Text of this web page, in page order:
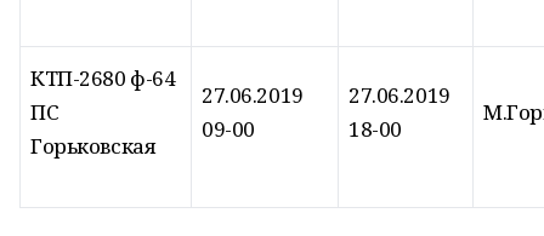
КТП-2680 ф-64
ПС
Горьковская
27.06.2019
09-00
27.06.2019
18-00